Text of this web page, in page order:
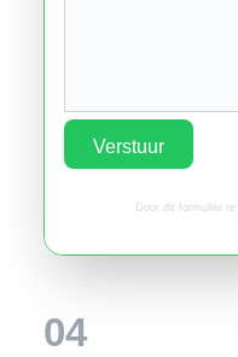
Verstuur
Door dit formulier
04